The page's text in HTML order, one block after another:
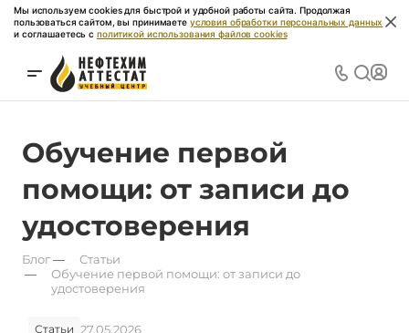
Мы используем cookies для быстрой и удобной работы сайта. Продолжая
пользоваться сайтом, вы принимаете условия обработки персональных данных
и соглашаетесь с политикой использования файлов cookies
Обучение первой
помощи: от записи до
удостоверения
Блог—
Статьи
—
Обучение первой помощи: от записи до
удостоверения
Статьи 27.05.2026